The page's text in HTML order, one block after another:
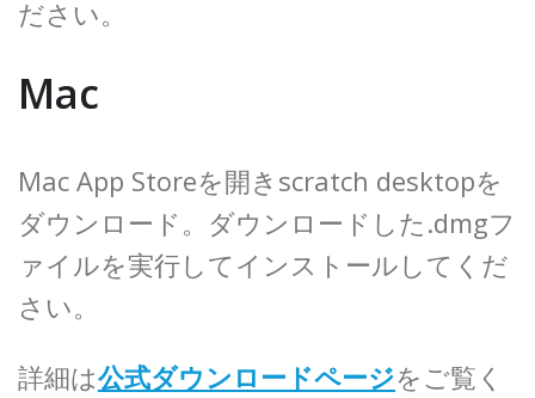
ださい。
Mac
Mac App Storeを開きscratch desktopを
ダウンロード。ダウンロードした.dmgフ
ァイルを実行してインストールしてくだ
さい。
詳細は公式ダウンロードページをご覧く